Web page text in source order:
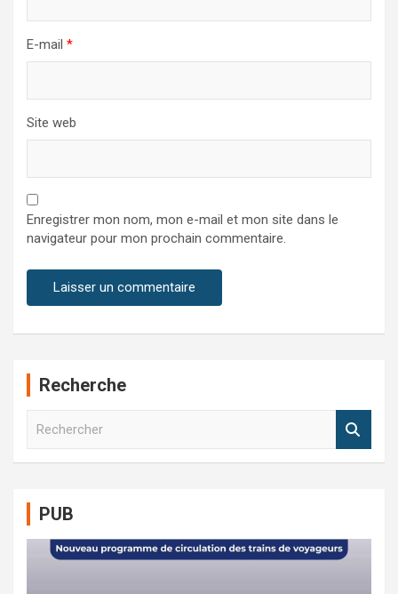
E-mail *
Site web
Enregistrer mon nom, mon e-mail et mon site dans le
navigateur pour mon prochain commentaire.
Recherche
PUB